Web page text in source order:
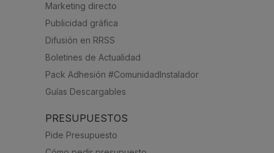
Marketing directo
Publicidad gráfica
Difusión en RRSS
Boletines de Actualidad
Pack Adhesión #ComunidadInstalador
Guías Descargables
PRESUPUESTOS
Pide Presupuesto